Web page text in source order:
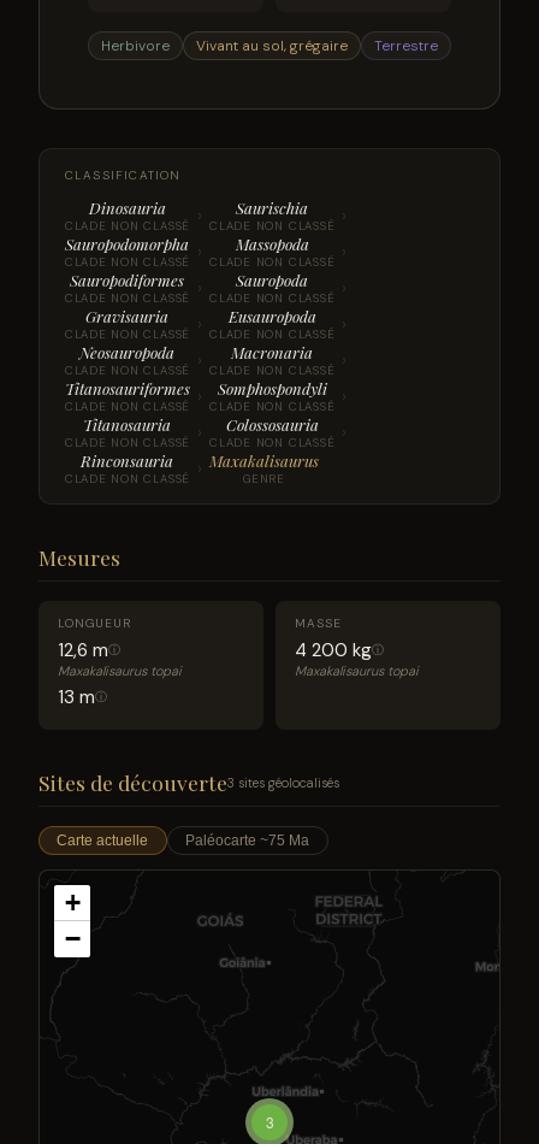
Herbivore Vivant au sol, grégaire Terrestre
CLASSIFICATION
Dinosauria
CLADE NON CLASSÉ › Saurischia
CLADE NON CLASSÉ ›
Sauropodomorpha
CLADE NON CLASSÉ › Massopoda
CLADE NON CLASSÉ ›
Sauropodiformes
CLADE NON CLASSÉ › Sauropoda
CLADE NON CLASSÉ ›
Gravisauria
CLADE NON CLASSÉ › Eusauropoda
CLADE NON CLASSÉ ›
Neosauropoda
CLADE NON CLASSÉ › Macronaria
CLADE NON CLASSÉ ›
Titanosauriformes
CLADE NON CLASSÉ › Somphospondyli
CLADE NON CLASSÉ ›
Titanosauria
CLADE NON CLASSÉ › Colossosauria
CLADE NON CLASSÉ ›
Rinconsauria
CLADE NON CLASSÉ › Maxakalisaurus
GENRE
Mesures
LONGUEUR
12,6 mⓘ
Maxakalisaurus topai
13 mⓘ
MASSE
4 200 kgⓘ
Maxakalisaurus topai
Sites de découverte3 sites géolocalisés
Carte actuelle Paléocarte ~75 Ma
3
+
−